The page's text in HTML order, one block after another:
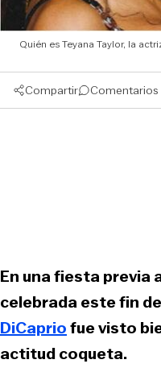
Quién es Teyana Taylor, la
Compartir Comentarios
En una fiesta previa
celebrada este fin
DiCapriofue visto
actitud coqueta.